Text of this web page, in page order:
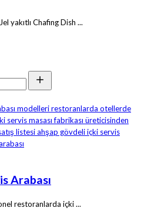
yakıtlı Chafing Dish ...
Arabası
restoranlarda içki ...